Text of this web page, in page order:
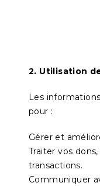
2. Utilisation
Les
pour :
Gérer et
Traiter vos
transactions.
Communiquer